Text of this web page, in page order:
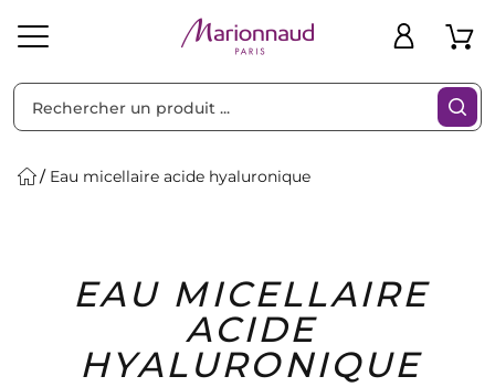
Solaire Homme Marques Idées
Cadeaux
Bons
Plans
Eau micellaire acide hyaluronique
EAU MICELLAIRE
ACIDE
HYALURONIQUE
Filtres